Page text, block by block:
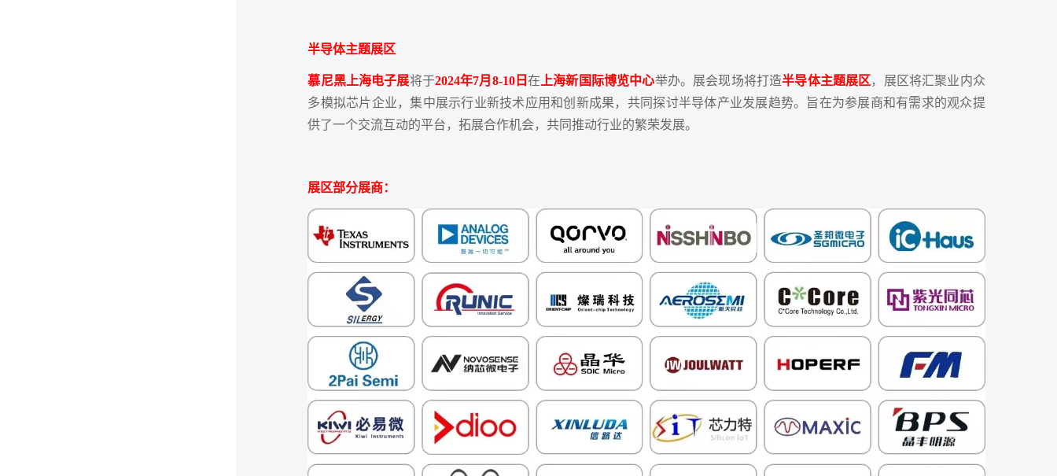
半导体主题展区
慕尼黑上海电子展将于2024年7月8-10日 在 上海新国际博览中心举办。展会现场将打造半导体主题展区 ，展区将汇聚业内众
多模拟芯片企业，集中展示行业新技术应用和创新成果，共同探讨半导体产业发展趋势。旨在为参展商和有需求的观众提
供了一个交流互动的平台，拓展合作机会，共同推动行业的繁荣发展。
展区部分展商：